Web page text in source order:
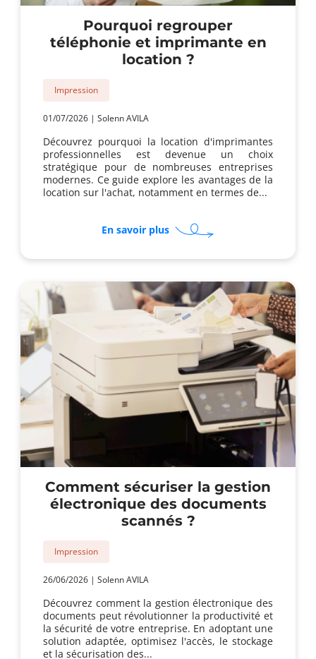
Pourquoi regrouper
téléphonie et imprimante en
location ?
Impression
01/07/2026 | Solenn AVILA
Découvrez pourquoi la location d'imprimantes
professionnelles est devenue un choix
stratégique pour de nombreuses entreprises
modernes. Ce guide explore les avantages de la
location sur l'achat, notamment en termes de...
En savoir plussur
Pourquoi
et
imprimante
en
location
Comment sécuriser la gestion
électronique des documents
scannés ?
Impression
26/06/2026 | Solenn AVILA
Découvrez comment la gestion électronique des
documents peut révolutionner la productivité et
la sécurité de votre entreprise. En adoptant une
solution adaptée, optimisez l'accès, le stockage
et la sécurisation des...